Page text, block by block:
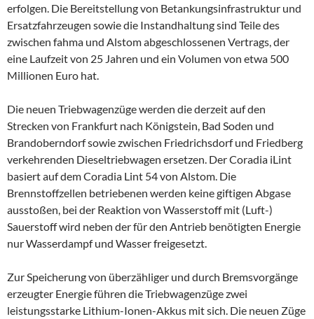
erfolgen. Die Bereitstellung von Betankungsinfrastruktur und
Ersatzfahrzeugen sowie die Instandhaltung sind Teile des
zwischen fahma und Alstom abgeschlossenen Vertrags, der
eine Laufzeit von 25 Jahren und ein Volumen von etwa 500
Millionen Euro hat.
Die neuen Triebwagenzüge werden die derzeit auf den
Strecken von Frankfurt nach Königstein, Bad Soden und
Brandoberndorf sowie zwischen Friedrichsdorf und Friedberg
verkehrenden Dieseltriebwagen ersetzen. Der Coradia iLint
basiert auf dem Coradia Lint 54 von Alstom. Die
Brennstoffzellen betriebenen werden keine giftigen Abgase
ausstoßen, bei der Reaktion von Wasserstoff mit (Luft-)
Sauerstoff wird neben der für den Antrieb benötigten Energie
nur Wasserdampf und Wasser freigesetzt.
Zur Speicherung von überzähliger und durch Bremsvorgänge
erzeugter Energie führen die Triebwagenzüge zwei
leistungsstarke Lithium-Ionen-Akkus mit sich. Die neuen Züge